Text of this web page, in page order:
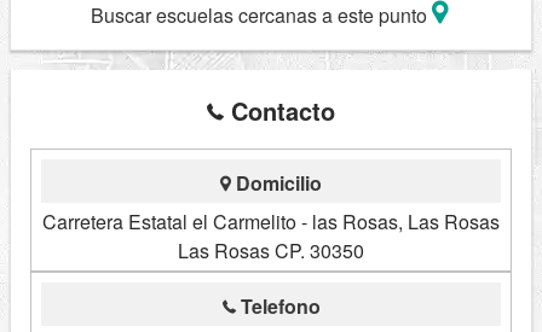
Buscar escuelas cercanas a este punto
Contacto
Domicilio
Carretera Estatal el Carmelito - las Rosas, Las Rosas
Las Rosas CP. 30350
Telefono